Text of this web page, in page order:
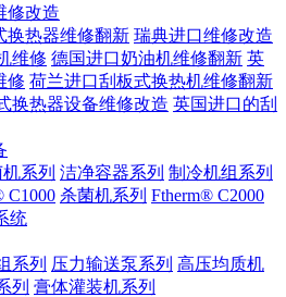
修改造
换热器维修翻新 瑞典进口维修改造
维修 德国进口奶油机维修翻新 英
修 荷兰进口刮板式换热机维修翻新
换热器设备维修改造 英国进口的刮
系列 洁净容器系列 制冷机组系列
C1000 杀菌机系列 Ftherm® C2000
统
系列 压力输送泵系列 高压均质机
列 膏体灌装机系列